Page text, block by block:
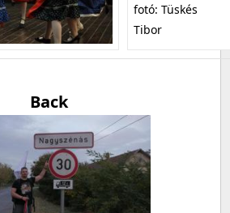
fotó: Tüskés
Tibor
Back